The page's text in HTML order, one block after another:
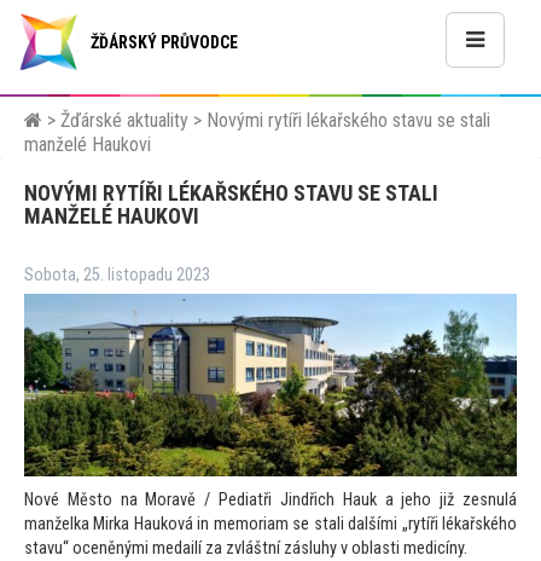
ŽĎÁRSKÝ PRŮVODCE
> Žďárské aktuality > Novými rytíři lékařského stavu se stali
manželé Haukovi
NOVÝMI RYTÍŘI LÉKAŘSKÉHO STAVU SE STALI
MANŽELÉ HAUKOVI
Sobota, 25. listopadu 2023
Nové Město na Moravě / Pediatři Jindřich Hauk a jeho již zesnulá
manželka Mirka Hauková in memoriam se stali dalšími „rytíři lékařského
stavu“ oceněnými medailí za zvláštní zásluhy v oblasti medicíny.